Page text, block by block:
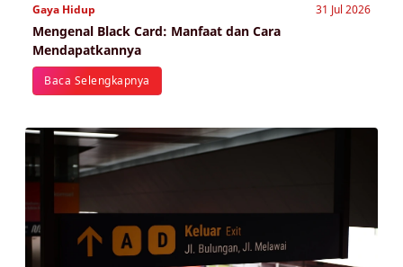
Gaya Hidup 31 Jul 2026
Mengenal Black Card: Manfaat dan Cara
Mendapatkannya
Baca Selengkapnya